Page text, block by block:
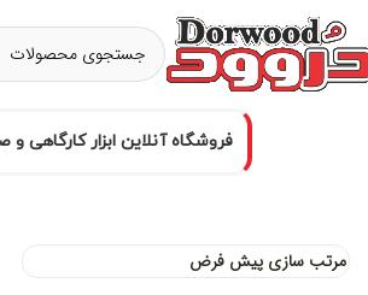
فروشگاه آنلاین ابزار کارگاهی و